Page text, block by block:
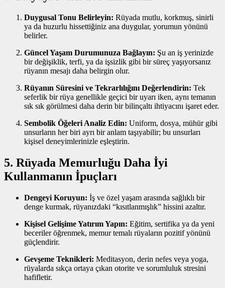
Duygusal Tonu Belirleyin: Rüyada mutlu, korkmuş, sinirli
ya da huzurlu hissettiğiniz ana duygular, yorumun yönünü
belirler.
Güncel Yaşam Durumunuza Bağlayın: Şu an iş yerinizde
bir değişiklik, terfi, ya da işsizlik gibi bir süreç yaşıyorsanız
rüyanın mesajı daha belirgin olur.
Rüyanın Süresini ve Tekrarlılığını Değerlendirin: Tek
seferlik bir rüya genellikle geçici bir uyarı iken, aynı temanın
sık sık görülmesi daha derin bir bilinçaltı ihtiyacını işaret eder.
Sembolik Öğeleri Analiz Edin: Uniform, dosya, mühür gibi
unsurların her biri ayrı bir anlam taşıyabilir; bu unsurları
kişisel deneyimlerinizle eşleştirin.
5. Rüyada Memurluğu Daha İyi
Kullanmanın İpuçları
Dengeyi Koruyun: İş ve özel yaşam arasında sağlıklı bir
denge kurmak, rüyanızdaki “kısıtlanmışlık” hissini azaltır.
Kişisel Gelişime Yatırım Yapın: Eğitim, sertifika ya da yeni
beceriler öğrenmek, memur temalı rüyaların pozitif yönünü
güçlendirir.
Gevşeme Teknikleri: Meditasyon, derin nefes veya yoga,
rüyalarda sıkça ortaya çıkan otorite ve sorumluluk stresini
hafifletir.